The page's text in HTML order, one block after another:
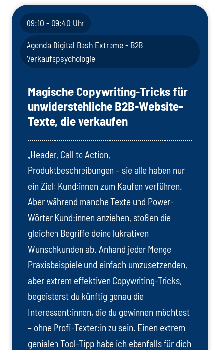
09:10 - 09:40 Uhr
Agenda Digital Bash Extreme - B2B
Verkaufspsychologie
Magische Copywriting-Tricks für
unwiderstehliche B2B-Website-
Texte, die verkaufen
„Header, Call to Action,
Produktbeschreibungen – sie alle haben nur
ein Ziel: Kund:innen zum Kaufen verführen.
Aber während manche Texte und Power-
Wörter Kund:innen anziehen, stoßen die
gleichen Begriffe deine lukrativen
Wunschkunden ab. Anhand jeder Menge
Praxisbeispiele und einfach umzusetzenden,
aber extrem effektiven Copywriting-Tricks,
begeisterst du künftig genau die
Interessent:innen, die du gewinnen möchtest
– ohne Profi-Texter:in zu sein. Einen extrem
genialen Tool-Tipp habe ich ebenfalls für dich